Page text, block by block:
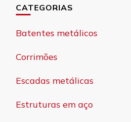
CATEGORIAS
Batentes metálicos
Corrimões
Escadas metálicas
Estruturas em aço